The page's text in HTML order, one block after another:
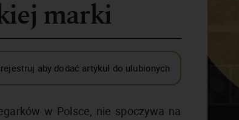
marki
aby dodać artykuł do ulubionych
w Polsce, nie spoczywa na